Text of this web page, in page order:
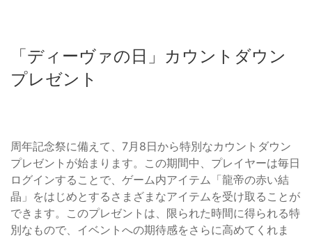
「ディーヴァの日」カウントダウン
プレゼント
周年記念祭に備えて、7月8日から特別なカウントダウン
プレゼントが始まります。この期間中、プレイヤーは毎日
ログインすることで、ゲーム内アイテム「龍帝の赤い結
晶」をはじめとするさまざまなアイテムを受け取ることが
できます。このプレゼントは、限られた時間に得られる特
別なもので、イベントへの期待感をさらに高めてくれま